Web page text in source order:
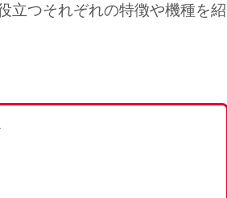
立つそれぞれの特徴や機種を紹